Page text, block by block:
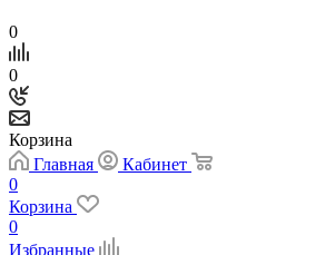
0
0
Корзина
Главная
Кабинет
0
Корзина
0
Избранные